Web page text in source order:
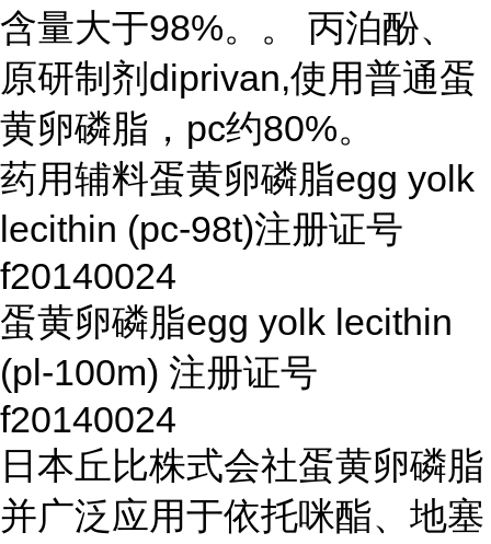
含量大于98%。。 丙泊酚、
原研制剂diprivan,使用普通蛋
黄卵磷脂，pc约80%。
药用辅料蛋黄卵磷脂egg yolk
lecithin (pc-98t)注册证号
f20140024
蛋黄卵磷脂egg yolk lecithin
(pl-100m) 注册证号
f20140024
日本丘比株式会社蛋黄卵磷脂
并广泛应用于依托咪酯、地塞